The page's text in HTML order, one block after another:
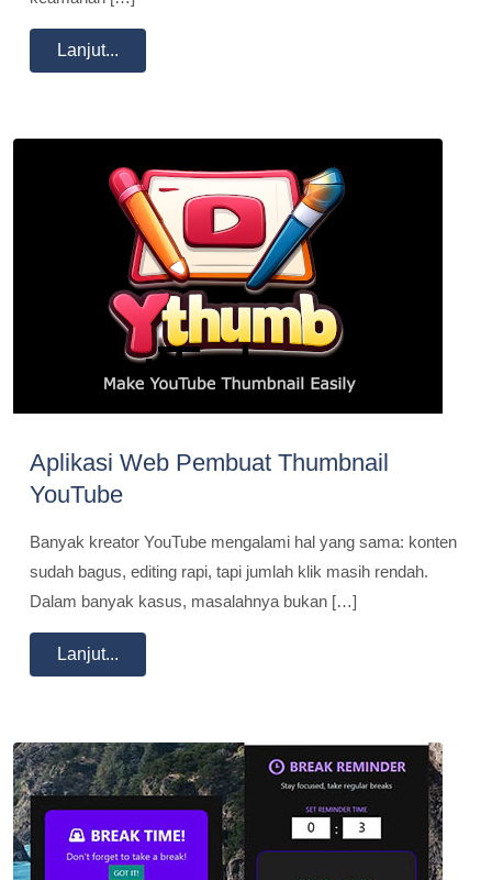
Lanjut...
Aplikasi Web Pembuat Thumbnail
YouTube
Banyak kreator YouTube mengalami hal yang sama: konten
sudah bagus, editing rapi, tapi jumlah klik masih rendah.
Dalam banyak kasus, masalahnya bukan […]
Lanjut...